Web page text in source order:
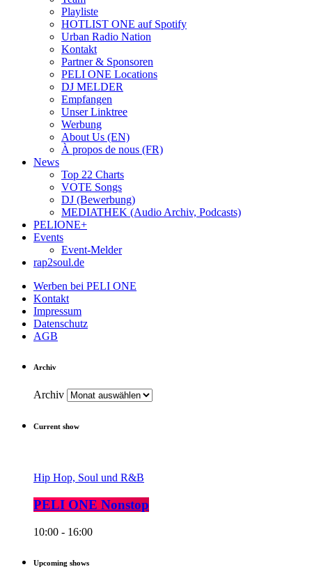
Playliste
HOTLIST ONE auf Spotify
Urban Radio Nation
Kontakt
Partner & Sponsoren
PELI ONE Locations
DJ MELDER
Empfangen
Unser Linktree
Werbung
About Us (EN)
À propos de nous (FR)
News
Top 22 Charts
VOTE Songs
DJ (Bewerbung)
MEDIATHEK (Audio Archiv, Podcasts)
PELIONE+
Events
Event-Melder
rap2soul.de
Werben bei PELI ONE
Kontakt
Impressum
Datenschutz
AGB
Archiv
Archiv
Current show
Hip Hop, Soul und R&B
PELI ONE Nonstop
10:00 - 16:00
Upcoming shows